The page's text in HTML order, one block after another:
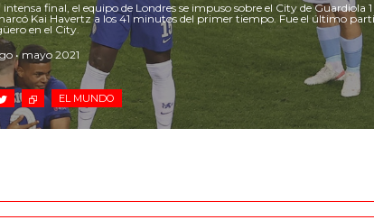
final, el equipo de Londres se impuso sobre el City de Guardiola
Kai Havertz a los 41 minutos del primer tiempo. Fue el último
en el City.
• mayo 2021
EL MUNDO